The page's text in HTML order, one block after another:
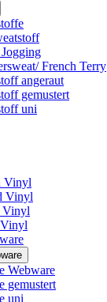
French Terry
angeraut
gemustert
uni
Vinyl
Vinyl
Vinyl
Webware
gemustert
uni